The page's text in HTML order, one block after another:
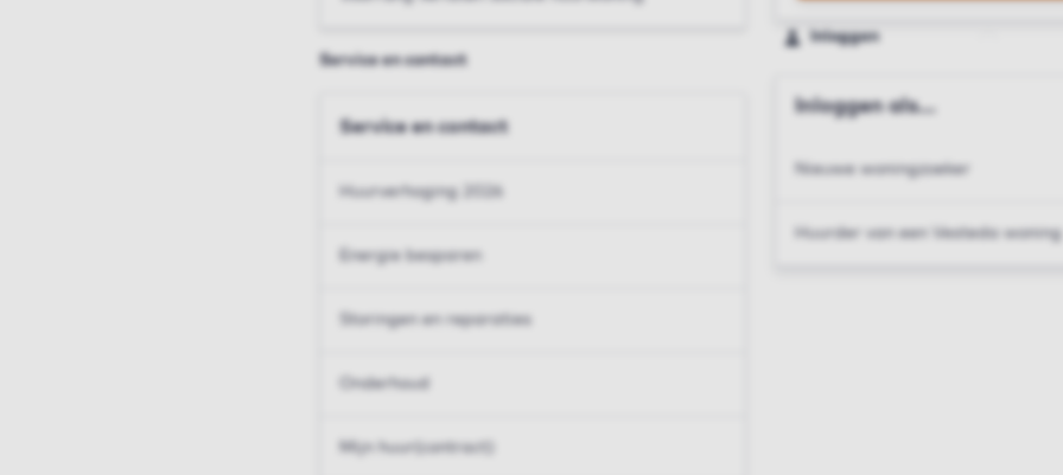
Service en contact
Service en contact
Huurverhoging 2026
Energie besparen
Storingen en reparaties
Onderhoud
Mijn huur(contract)
Inloggen
Inloggen als...
Nieuwe woningzoeker
Huurder van een Vesteda woning